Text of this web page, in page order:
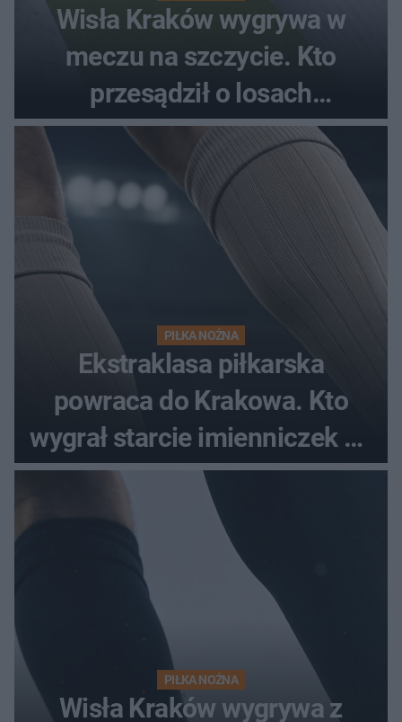
Wisła Kraków wygrywa w
meczu na szczycie. Kto
przesądził o losach
spotkania?
PIŁKA NOŻNA
Ekstraklasa piłkarska
powraca do Krakowa. Kto
wygrał starcie imienniczek na
pełnym stadionie
PIŁKA NOŻNA
Wisła Kraków wygrywa z